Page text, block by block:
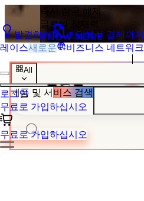
발견하기 조달에서 결제까지
레이스새로운 비즈니스 네트워크
로그인
무료로 가입하십시오
무료로 가입하십시오
즉시 잠금 해제
글로벌 잠재력
KNOW MORE
All
제품 및 서비스 검색